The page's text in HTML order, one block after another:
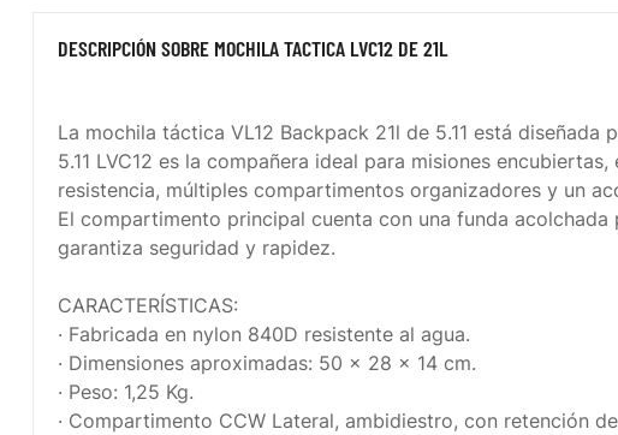
DESCRIPCIÓN SOBRE MOCHILA TACTICA LVC12 DE 21L
La mochila táctica VL12 Backpack 21l de 5.11 está
5.11 LVC12 es la compañera ideal para misiones
resistencia, múltiples compartimentos organizadores y un
El compartimento principal cuenta con una funda
garantiza seguridad y rapidez.
CARACTERÍSTICAS:
· Fabricada en nylon 840D resistente al agua.
· Dimensiones aproximadas: 50 x 28 x 14 cm.
· Peso: 1,25 Kg.
· Compartimento CCW Lateral, ambidiestro, con retención